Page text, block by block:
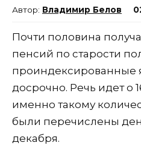
Владимир Белов
Почти половина
пенсий по старости
проиндексированные
досрочно. Речь идет о
именно такому
были перечислены
декабря.